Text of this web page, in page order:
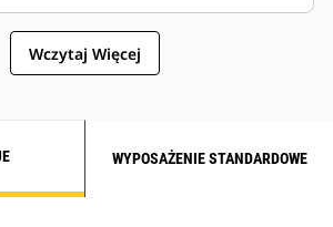
Wczytaj Więcej
WYPOSAŻENIE STANDARDOWE